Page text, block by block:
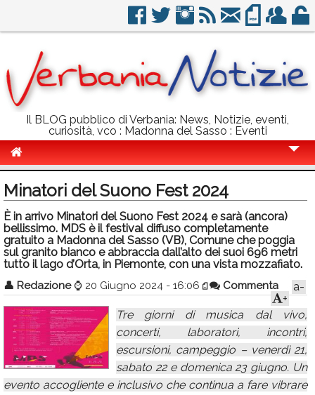
Il BLOG pubblico di Verbania: News, Notizie, eventi,
curiosità, vco : Madonna del Sasso : Eventi
Politica
Sport
Eventi
Info Utili
Rubriche
Calendario
Annunci
Minatori del Suono Fest 2024
È in arrivo Minatori del Suono Fest 2024 e sarà (ancora)
bellissimo. MDS è il festival diffuso completamente
gratuito a Madonna del Sasso (VB), Comune che poggia
sul granito bianco e abbraccia dall’alto dei suoi 696 metri
tutto il lago d’Orta, in Piemonte, con una vista mozzafiato.
👤 Redazione ⌚ 20 Giugno 2024 - 16:06 Commenta
a-
+
Tre giorni di musica dal vivo,
concerti, laboratori, incontri,
escursioni, campeggio – venerdì 21,
sabato 22 e domenica 23 giugno. Un
evento accogliente e inclusivo che continua a fare vibrare